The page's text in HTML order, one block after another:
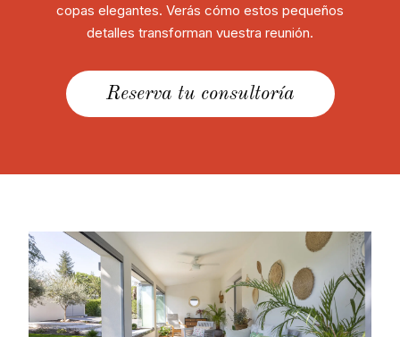
copas elegantes. Verás cómo estos pequeños
detalles transforman vuestra reunión.
Reserva tu consultoría